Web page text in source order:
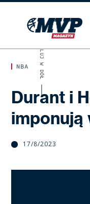
NBA
Durant i
imponują
17/8/2023
SKROLUJ W DÓŁ